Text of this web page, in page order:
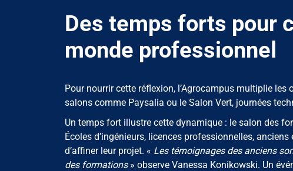
Des temps forts pour
monde professionnel
Pour nourrir cette réflexion, l’Agrocampus multiplie
salons comme Paysalia ou le Salon Vert, journées
Un temps fort illustre cette dynamique : le salon des
Écoles d’ingénieurs, licences professionnelles,
d’affiner leur projet. « Les témoignages des anciens
des formations» observe Vanessa Konikowski. Un